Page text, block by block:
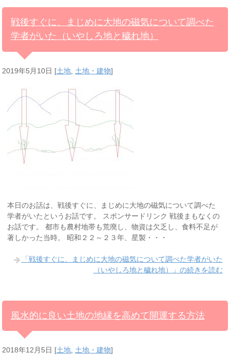
戦後すぐに、まじめに大地の磁気について調べた
学者がいた（いやしろ地と穢れ地）
2019年5月10日 [土地 土地・建物]
本日のお話は、戦後すぐに、まじめに大地の磁気について調べた
学者がいたというお話です。 スポンサードリンク 戦後まもなくの
お話です。 都市も農村地帯も荒廃し、物資は欠乏し、食料不足が
著しかった当時。 昭和２２～２３年、星製・・・
「戦後すぐに、まじめに大地の磁気について調べた学者がいた
（いやしろ地と穢れ地）」の続きを読む
風水的に良い土地の地縁を高めて開運する方法
2018年12月5日 [土地 土地・建物]